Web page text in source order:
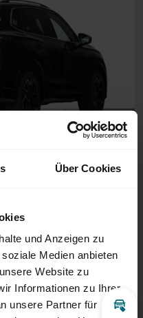
Über Cookies
und Anzeigen zu
Medien anbieten
Website zu
Informationen zu Ihrer
unsere Partner für